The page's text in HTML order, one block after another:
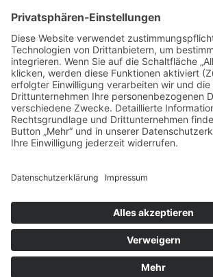
Karate-Whm auf FB
Karate-Whm auf Instagram